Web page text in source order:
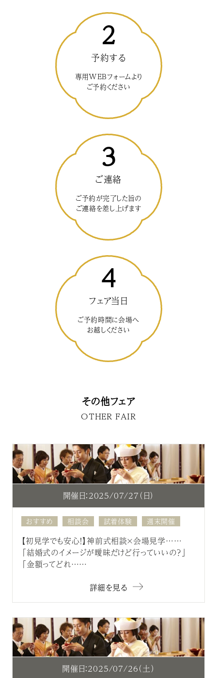
2
予約する
専用WEBフォームより
ご予約ください
3
ご連絡
ご予約が完了した旨の
ご連絡を差し上げます
4
フェア当日
ご予約時間に会場へ
お越しください
その他フェア
OTHER FAIR
開催日：2025/07/27（日）
おすすめ 相談会 試着体験 週末開催
【初見学でも安心！】神前式相談×会場見学……
「結婚式のイメージが曖昧だけど行っていいの？」
「金額ってどれ……
詳細を見る
開催日：2025/07/26（土）